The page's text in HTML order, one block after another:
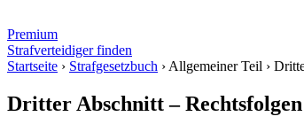
Premium
Strafverteidiger finden
Startseite › Strafgesetzbuch › Allgemeiner Teil ›
Dritter Abschnitt –